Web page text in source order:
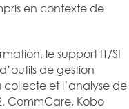
en contexte de
le support IT/SI
de gestion
collecte et l’analyse de
CommCare, Kobo